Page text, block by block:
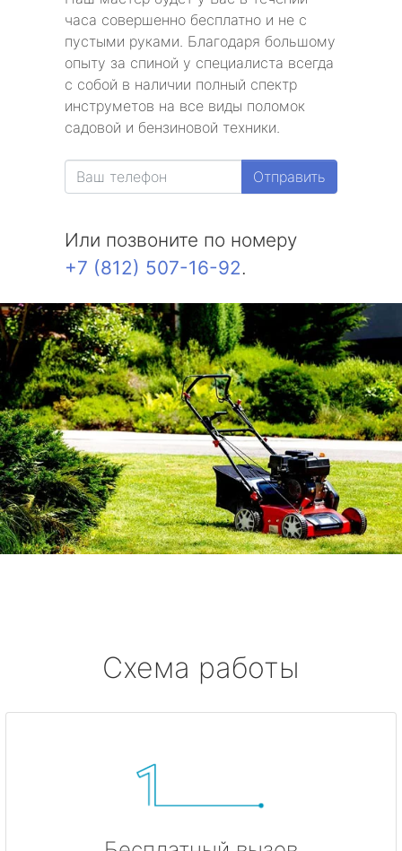
часа совершенно бесплатно и не с
пустыми руками. Благодаря большому
опыту за спиной у специалиста всегда
с собой в наличии полный спектр
инструметов на все виды поломок
садовой и бензиновой техники.
Отправить
Или позвоните по номеру
+7 (812) 507-16-92.
Схема работы